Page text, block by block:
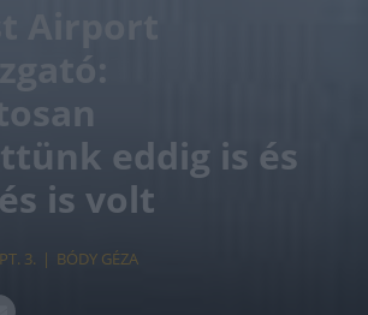
Airport
eddig is és
is volt
3. BÓDY GÉZA